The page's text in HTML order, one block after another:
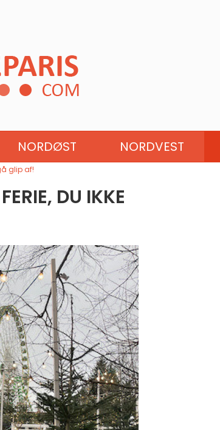
NORDØST NORDVEST
ØSTEUROPA
glip af!
DU IKKE